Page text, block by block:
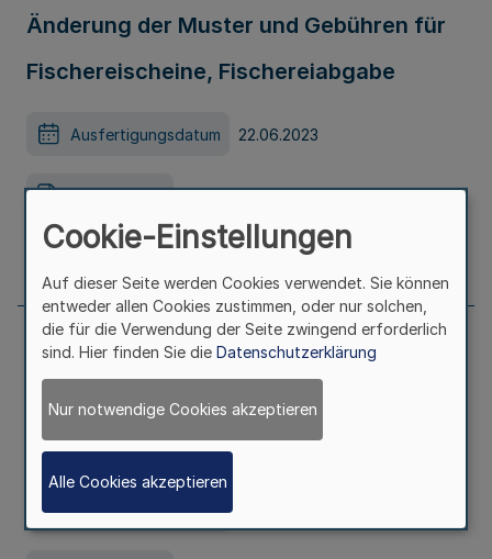
Änderung der Muster und Gebühren für
Fischereischeine, Fischereiabgabe
Ausfertigungsdatum 22.06.2023
Erschienen in Teil 1
Abnahme von baulichen Maßnahmen bei
Ingenieurbauwerken im Sinne der DIN
1076 (Abnahmeerlass)
Ausfertigungsdatum
Cookie-Einstellungen
Auf dieser Seite werden Cookies verwendet. Sie können
entweder allen Cookies zustimmen, oder nur solchen,
die für die Verwendung der Seite zwingend erforderlich
sind. Hier finden Sie die Datenschutzerklärung
Nur notwendige Cookies akzeptieren
Alle Cookies akzeptieren